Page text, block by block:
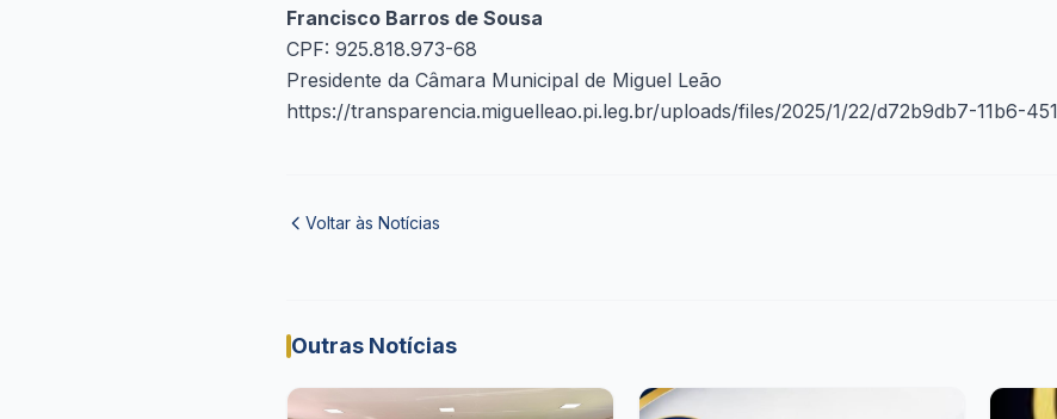
Francisco Barros de Sousa
CPF: 925.818.973-68
Presidente da Câmara Municipal de Miguel Leão
https://transparencia.miguelleao.pi.leg.br/uploads/files/2025/1/22/d72b9db7-11b6-
Voltar às Notícias
Outras Notícias